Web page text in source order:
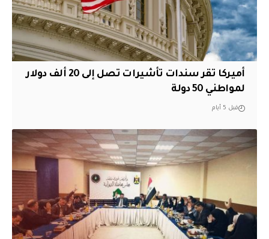
أميركا تقر سندات تأشيرات تصل إلى 20 ألف دولار
لمواطني 50 دولة
قبل 5 أيام